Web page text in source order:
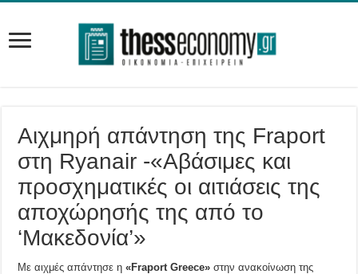
Αιχμηρή απάντηση της Fraport
στη Ryanair -«Αβάσιμες και
προσχηματικές οι αιτιάσεις της
αποχώρησής της από το
‘Μακεδονία’»
Με αιχμές απάντησε η«Fraport Greece» στην ανακοίνωση της